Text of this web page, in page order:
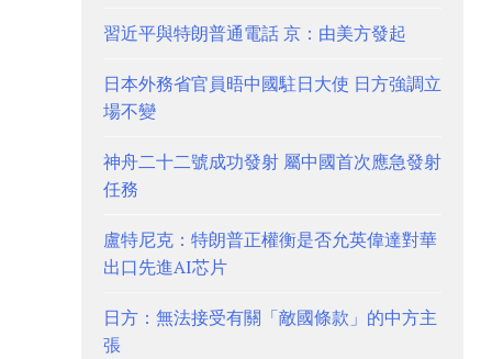
習近平與特朗普通電話 京：由美方發起
日本外務省官員晤中國駐日大使 日方強調立
場不變
神舟二十二號成功發射 屬中國首次應急發射
任務
盧特尼克：特朗普正權衡是否允英偉達對華
出口先進AI芯片
日方：無法接受有關「敵國條款」的中方主
張